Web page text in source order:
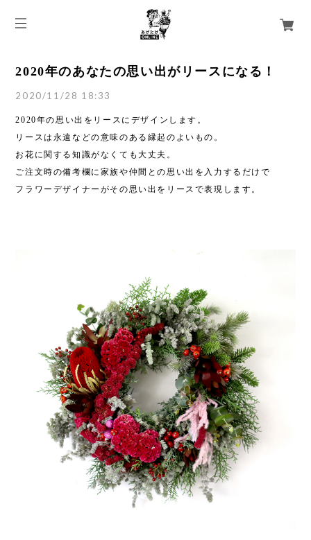
2020年のあなたの思い出がリースになる！
2020/11/28 18:33
2020年の思い出をリースにデザインします。
リースは永遠などの意味のある縁起のよいもの。
お花に関する知識がなくても大丈夫。
ご注文時の備考欄に家族や仲間との思い出を入力するだけで
フラワーデザイナーがその思い出をリースで表現します。